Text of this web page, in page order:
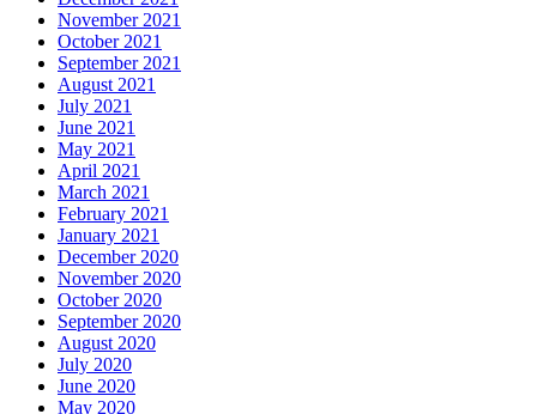
November 2021
October 2021
September 2021
August 2021
July 2021
June 2021
May 2021
April 2021
March 2021
February 2021
January 2021
December 2020
November 2020
October 2020
September 2020
August 2020
July 2020
June 2020
May 2020